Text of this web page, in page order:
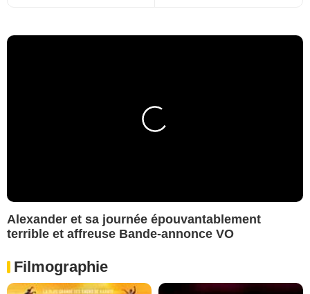
Alexander et sa journée épouvantablement
terrible et affreuse Bande-annonce VO
Filmographie